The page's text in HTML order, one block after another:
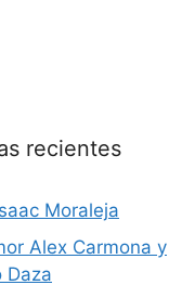
recientes
Moraleja
Alex Carmona y
Daza